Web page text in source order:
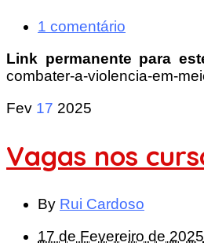
1 comentário
Link permanente para
combater-a-violencia-em-
Fev 17 2025
Vagas nos
By Rui Cardoso
17 de Fevereiro de 2025